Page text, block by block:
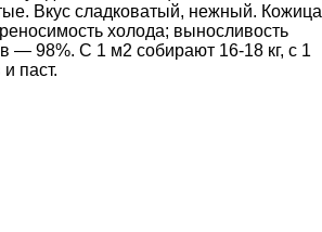
Вкус сладковатый, нежный. Кожица
холода; выносливость
— 98%. С 1 м2 собирают 16-18 кг, с 1
паст.